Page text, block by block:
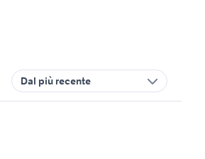
Dal più recente